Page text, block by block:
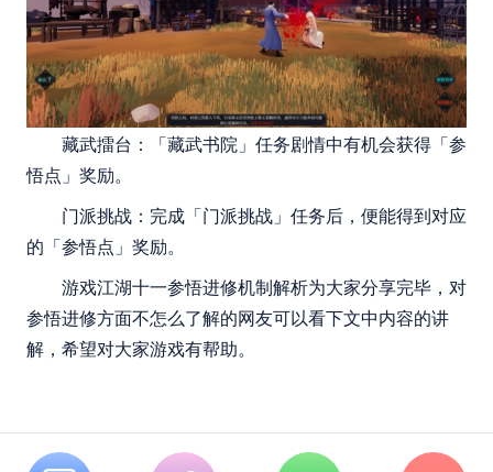
藏武擂台：「藏武书院」任务剧情中有机会获得「参
悟点」奖励。
门派挑战：完成「门派挑战」任务后，便能得到对应
的「参悟点」奖励。
游戏江湖十一参悟进修机制解析为大家分享完毕，对
参悟进修方面不怎么了解的网友可以看下文中内容的讲
解，希望对大家游戏有帮助。